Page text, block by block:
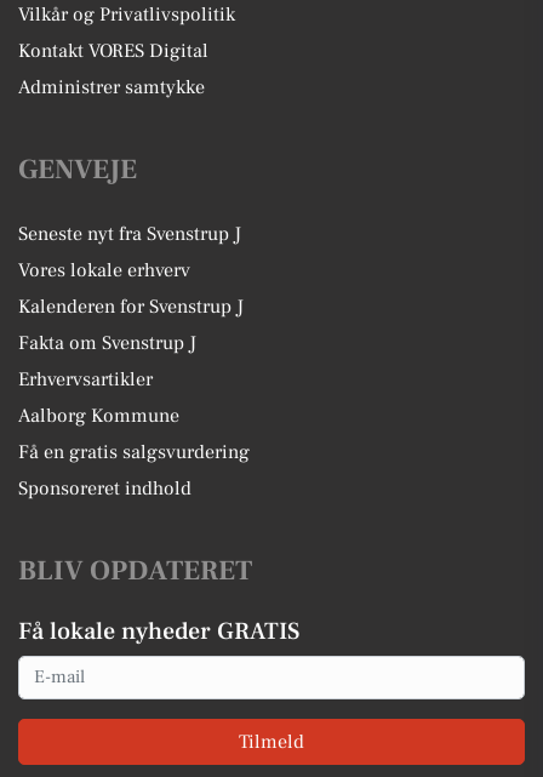
Vilkår og Privatlivspolitik
Kontakt VORES Digital
Administrer samtykke
GENVEJE
Seneste nyt fra Svenstrup J
Vores lokale erhverv
Kalenderen for Svenstrup J
Fakta om Svenstrup J
Erhvervsartikler
Aalborg Kommune
Få en gratis salgsvurdering
Sponsoreret indhold
BLIV OPDATERET
Få lokale nyheder GRATIS
Email
Tilmeld